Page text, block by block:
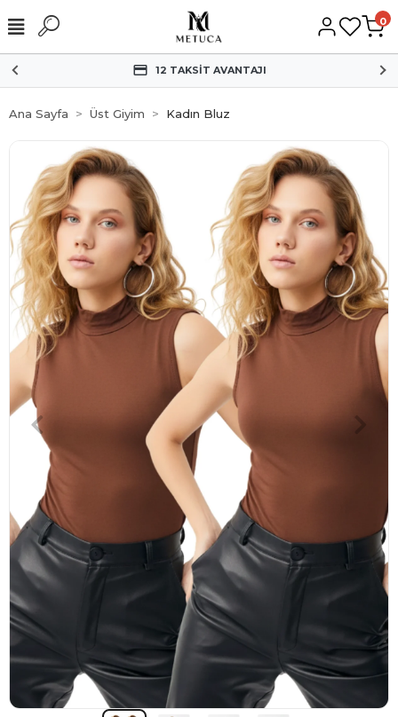
0
HIZLI KARGO
Ana Sayfa Üst Giyim Kadın Bluz